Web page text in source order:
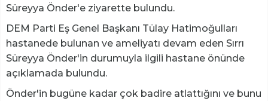
Süreyya Önder'e ziyarette bulundu.
DEM Parti Eş Genel Başkanı Tülay Hatimoğulları
hastanede bulunan ve ameliyatı devam eden Sırrı
Süreyya Önder'in durumuyla ilgili hastane önünde
açıklamada bulundu.
Önder'in bugüne kadar çok badire atlattığını ve bunu